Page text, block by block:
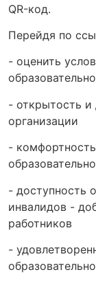
QR-код.
Перейдя по
- оценить
- открытость
организации
-
- доступность
инвалидов -
работников
-